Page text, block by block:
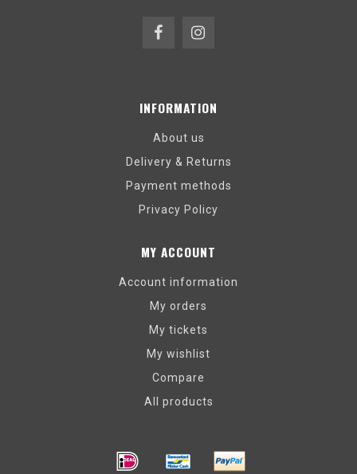
INFORMATION
About us
Delivery & Returns
Payment methods
Privacy Policy
MY ACCOUNT
Account information
My orders
My tickets
My wishlist
Compare
All products